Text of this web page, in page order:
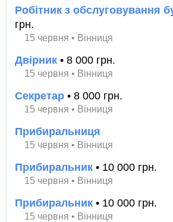
Робітник з обслуговування
грн.
15 червня • Вінниця
Двірник • 8 000 грн.
15 червня • Вінниця
Секретар • 8 000 грн.
15 червня • Вінниця
Прибиральниця
15 червня • Вінниця
Прибиральник • 10 000 грн.
15 червня • Вінниця
Прибиральник • 10 000 грн.
15 червня • Вінниця